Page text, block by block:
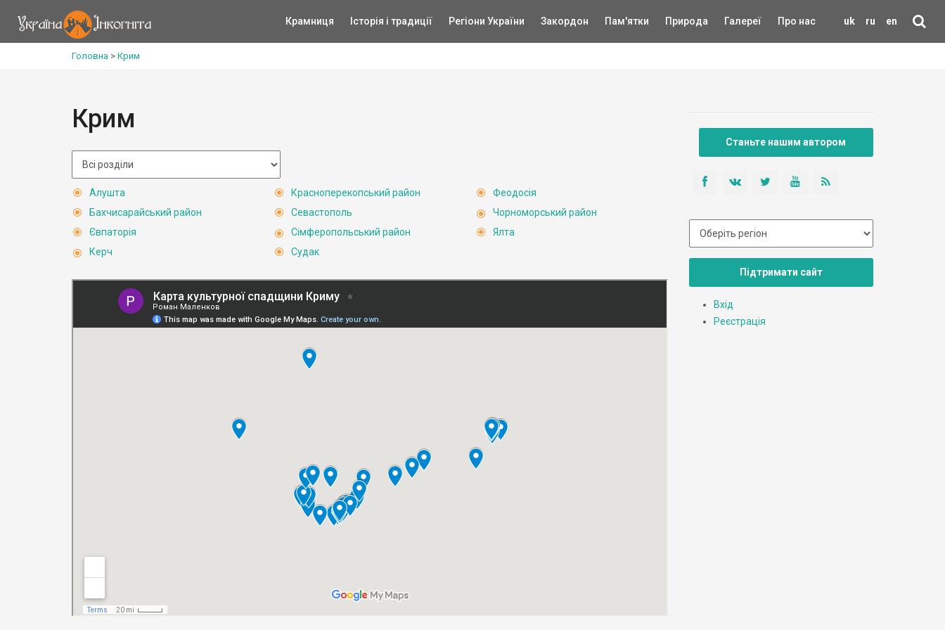
uk ru en
Крамниця Історія і традиції Регіони України Закордон Пам'ятки Природа Галереї Про нас
Головна > Крим
Крим
Алушта
Бахчисарайський район
Євпаторія
Керч
Красноперекопський район
Севастополь
Сімферопольський район
Судак
Феодосія
Чорноморський район
Ялта
Станьте нашим автором
Підтримати сайт
Вхід
Реєстрація